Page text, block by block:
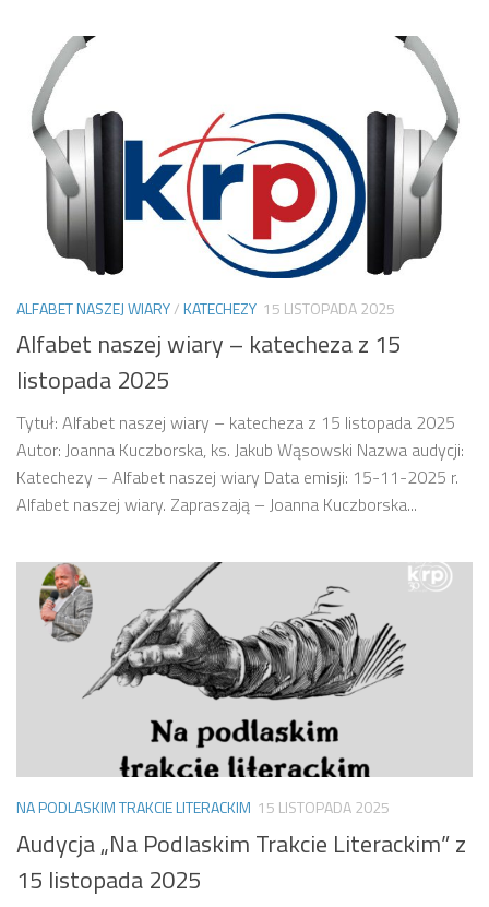
ALFABET NASZEJ WIARY/KATECHEZY 15 LISTOPADA 2025
Alfabet naszej wiary – katecheza z 15
listopada 2025
Tytuł: Alfabet naszej wiary – katecheza z 15 listopada 2025
Autor: Joanna Kuczborska, ks. Jakub Wąsowski Nazwa audycji:
Katechezy – Alfabet naszej wiary Data emisji: 15-11-2025 r.
Alfabet naszej wiary. Zapraszają – Joanna Kuczborska...
NA PODLASKIM TRAKCIE LITERACKIM 15 LISTOPADA 2025
Audycja „Na Podlaskim Trakcie Literackim” z
15 listopada 2025